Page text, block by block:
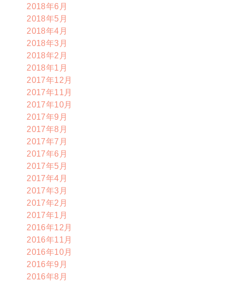
2018年6月
2018年5月
2018年4月
2018年3月
2018年2月
2018年1月
2017年12月
2017年11月
2017年10月
2017年9月
2017年8月
2017年7月
2017年6月
2017年5月
2017年4月
2017年3月
2017年2月
2017年1月
2016年12月
2016年11月
2016年10月
2016年9月
2016年8月